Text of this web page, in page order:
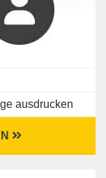
ausdrucken